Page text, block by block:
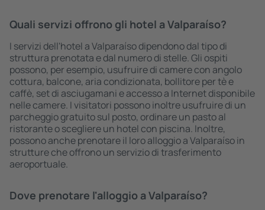
Quali servizi offrono gli hotel a Valparaíso?
I servizi dell'hotel a Valparaíso dipendono dal tipo di
struttura prenotata e dal numero di stelle. Gli ospiti
possono, per esempio, usufruire di camere con angolo
cottura, balcone, aria condizionata, bollitore per tè e
caffè, set di asciugamani e accesso a Internet disponibile
nelle camere. I visitatori possono inoltre usufruire di un
parcheggio gratuito sul posto, ordinare un pasto al
ristorante o scegliere un hotel con piscina. Inoltre,
possono anche prenotare il loro alloggio a Valparaíso in
strutture che offrono un servizio di trasferimento
aeroportuale.
Dove prenotare l'alloggio a Valparaíso?